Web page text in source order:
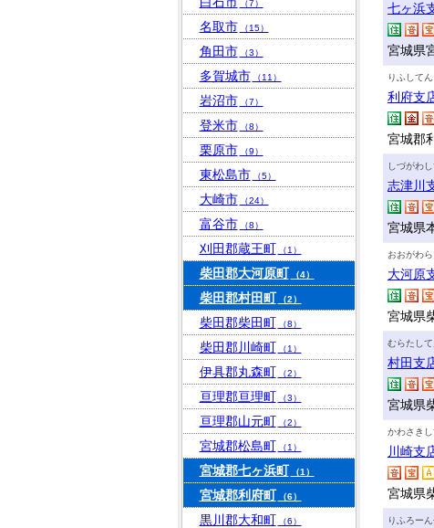
七ヶ浜
宮城県
りふしてん
利府支
宮城郡
しづがわし
志津川
宮城県
おおがわら
大河原
宮城県
むらたして
村田支
宮城県
かわさきし
川崎支
宮城県
りふろー
（7）
名取市 （15）
角田市 （3）
多賀城市 （11）
岩沼市 （7）
登米市 （8）
栗原市 （9）
東松島市 （5）
大崎市 （24）
富谷市 （8）
刈田郡蔵王町 （1）
柴田郡大河原町 （4）
柴田郡村田町 （2）
柴田郡柴田町 （8）
柴田郡川崎町 （1）
伊具郡丸森町 （2）
亘理郡亘理町 （3）
亘理郡山元町 （2）
宮城郡松島町 （1）
宮城郡七ヶ浜町 （1）
宮城郡利府町 （6）
黒川郡大和町 （6）